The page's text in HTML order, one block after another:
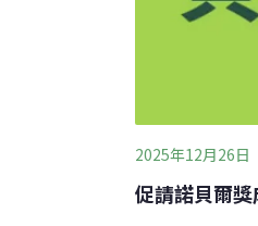
2025年12月26日
促請諾貝爾